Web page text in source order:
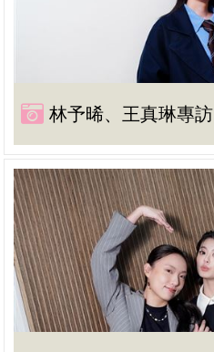
林予晞、王真琳專訪